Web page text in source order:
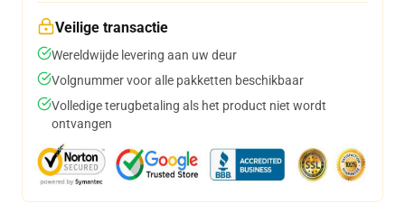
Veilige transactie
Wereldwijde levering aan uw deur
Volgnummer voor alle pakketten beschikbaar
Volledige terugbetaling als het product niet wordt
ontvangen